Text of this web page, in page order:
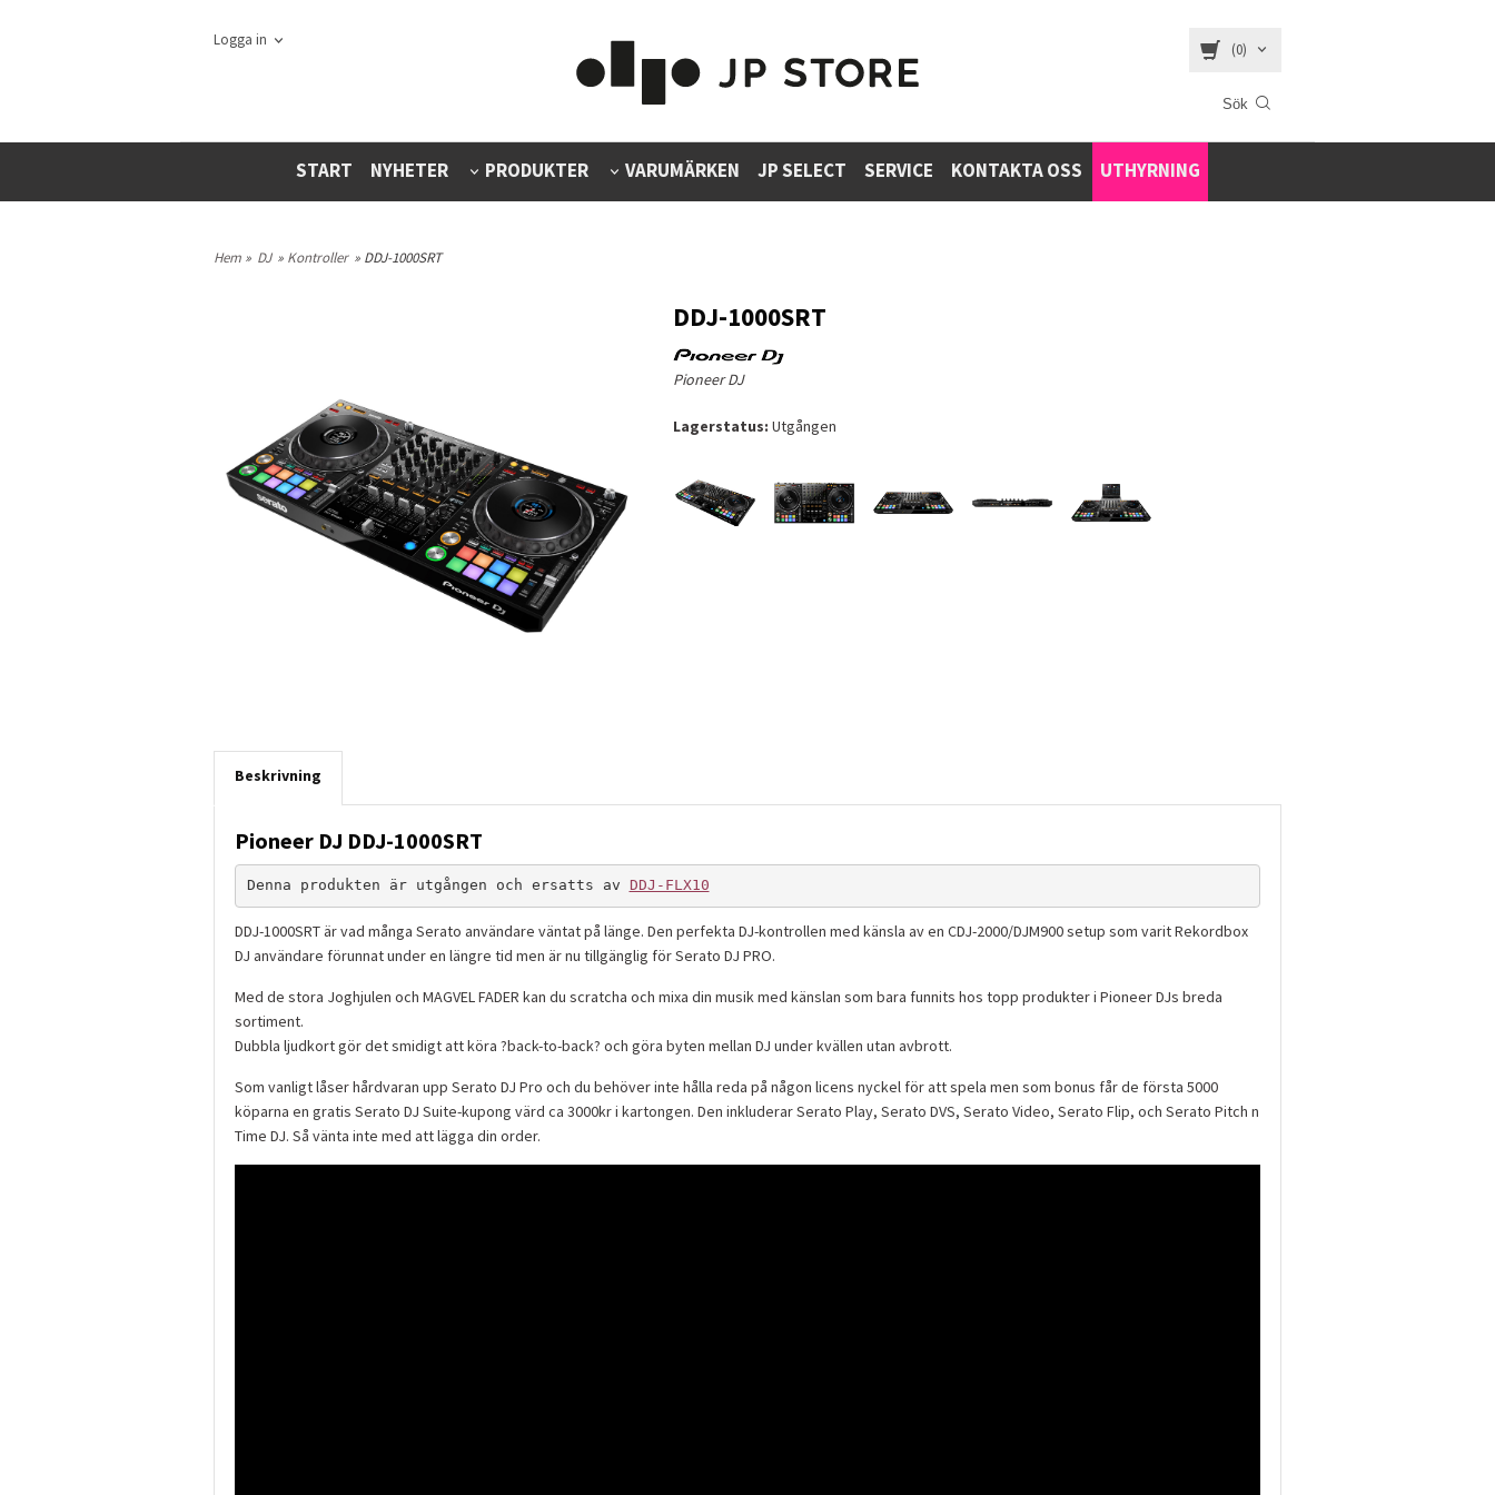
Logga in
(0)
START NYHETER PRODUKTER VARUMÄRKEN JP SELECT SERVICE KONTAKTA OSS UTHYRNING
Hem » DJ » Kontroller » DDJ-1000SRT
DDJ-1000SRT
Pioneer DJ
Lagerstatus: Utgången
Beskrivning
Pioneer DJ DDJ-1000SRT
Denna produkten är utgången och ersatts av DDJ-FLX10
DDJ-1000SRT är vad många Serato användare väntat på länge. Den perfekta DJ-kontrollen med känsla av en CDJ-2000/DJM900 setup som varit Rekordbox
DJ användare förunnat under en längre tid men är nu tillgänglig för Serato DJ PRO.
Med de stora Joghjulen och MAGVEL FADER kan du scratcha och mixa din musik med känslan som bara funnits hos topp produkter i Pioneer DJs breda
sortiment.
Dubbla ljudkort gör det smidigt att köra ?back-to-back? och göra byten mellan DJ under kvällen utan avbrott.
Som vanligt låser hårdvaran upp Serato DJ Pro och du behöver inte hålla reda på någon licens nyckel för att spela men som bonus får de första 5000
köparna en gratis Serato DJ Suite-kupong värd ca 3000kr i kartongen. Den inkluderar Serato Play, Serato DVS, Serato Video, Serato Flip, och Serato Pitch n
Time DJ. Så vänta inte med att lägga din order.